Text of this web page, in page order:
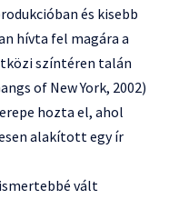
és kisebb
hívta fel magára a
színtéren talán
of New York, 2002)
hozta el, ahol
alakított egy ír
vált